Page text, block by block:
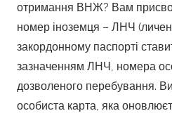
отримання ВНЖ? Вам
номер іноземця – ЛНЧ
закордонному паспорті
зазначенням ЛНЧ, номера
дозволеного перебування.
особиста карта, яка